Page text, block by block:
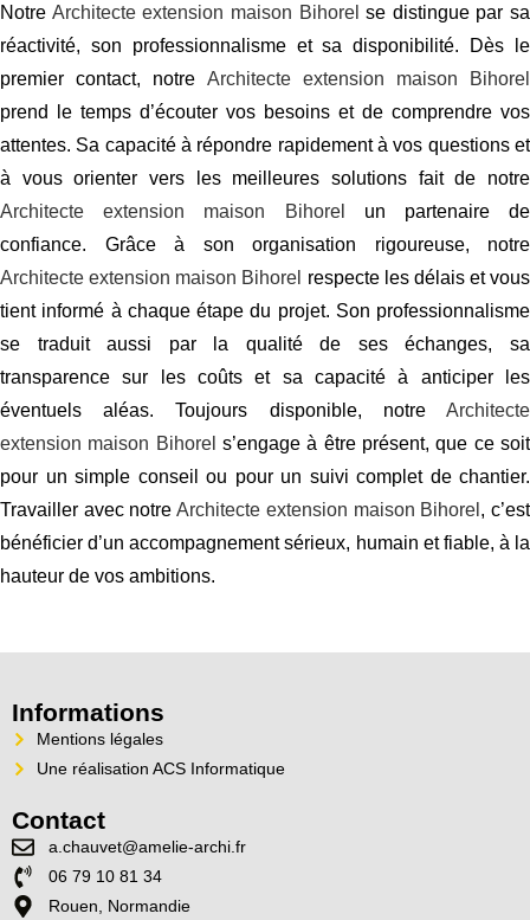
Notre Architecte extension maison Bihorel se distingue par sa
réactivité, son professionnalisme et sa disponibilité. Dès le
premier contact, notre Architecte extension maison Bihorel
prend le temps d’écouter vos besoins et de comprendre vos
attentes. Sa capacité à répondre rapidement à vos questions et
à vous orienter vers les meilleures solutions fait de notre
Architecte extension maison Bihorel
un partenaire de
confiance. Grâce à son organisation rigoureuse, notre
Architecte extension maison Bihorel respecte les délais et vous
tient informé à chaque étape du projet. Son professionnalisme
se traduit aussi par la qualité de ses échanges, sa
transparence sur les coûts et sa capacité à anticiper les
éventuels aléas. Toujours disponible, notre Architecte
extension maison Bihorel s’engage à être présent, que ce soit
pour un simple conseil ou pour un suivi complet de chantier.
Travailler avec notreArchitecte extension maison Bihorel , c’est
bénéficier d’un accompagnement sérieux, humain et fiable, à la
hauteur de vos ambitions.
Informations
Mentions légales
Une réalisation ACS Informatique
Contact
a.chauvet@amelie-archi.fr
06 79 10 81 34
Rouen, Normandie